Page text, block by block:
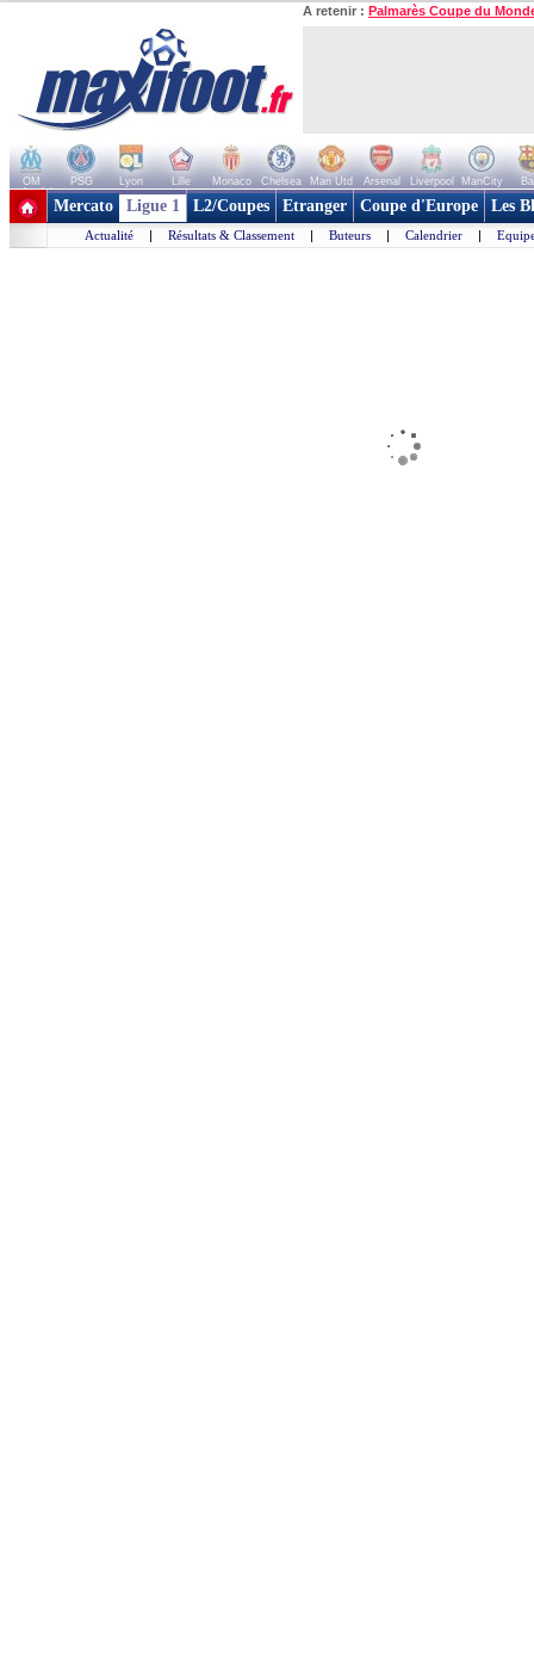
A retenir : Palmarès Coupe du
OM PSG Lyon Lille Monaco Chelsea Man Utd Arsenal Liverpool ManCity
+ de clubs
Mercato Ligue 1 L2/Coupes Etranger Coupe d'Europe Les
Actualité | Résultats & Classement | Buteurs | Calendrier |